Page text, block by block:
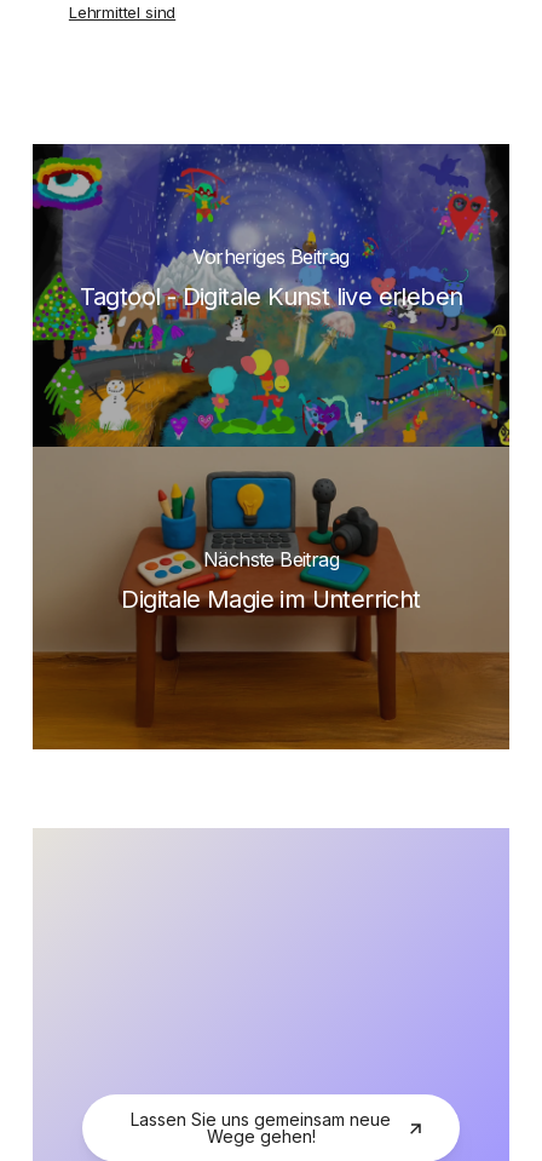
Lehrmittel sind
Vorheriges Beitrag
Tagtool - Digitale Kunst live erleben
Nächste Beitrag
Digitale Magie im Unterricht
Lassen Sie uns gemeinsam neue
Wege gehen!